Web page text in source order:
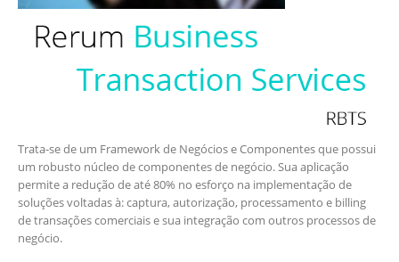
Trata-se de um Framework de Negócios e Componentes que possui
um robusto núcleo de componentes de negócio. Sua aplicação
permite a redução de até 80% no esforço na implementação de
soluções voltadas à: captura, autorização, processamento e billing
de transações comerciais e sua integração com outros processos de
negócio.